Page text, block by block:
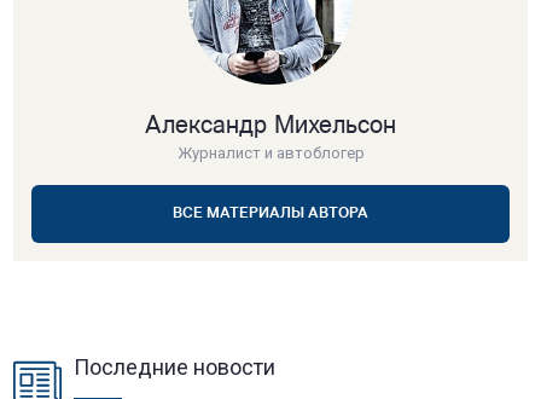
Александр Михельсон
Журналист и автоблогер
ВСЕ МАТЕРИАЛЫ АВТОРА
Последние новости